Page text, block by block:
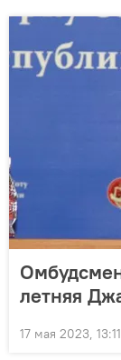
летняя
17 мая 2023, 13:11